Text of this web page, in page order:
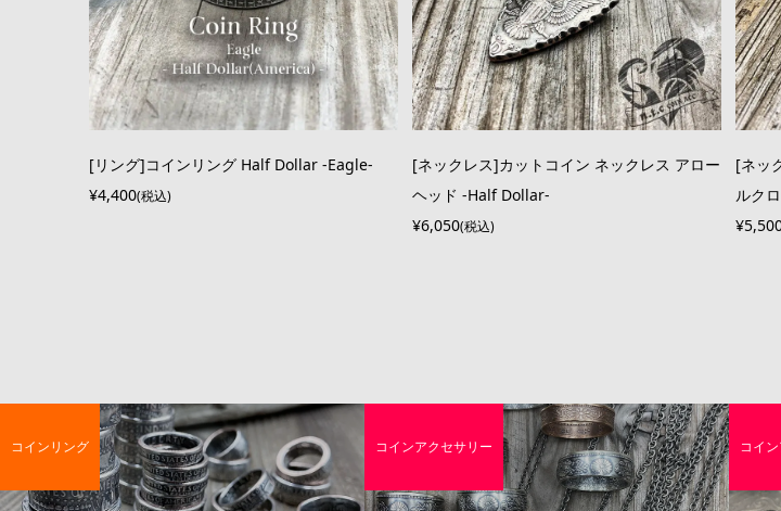
[リング]コインリング Half Dollar -Eagle-
¥4,400(税込)
[ネックレス]カットコイン ネックレス アロー
ヘッド -Half Dollar-
¥6,050(税込)
[ネッ
ルク
コインリング コインアクセサリー コイ